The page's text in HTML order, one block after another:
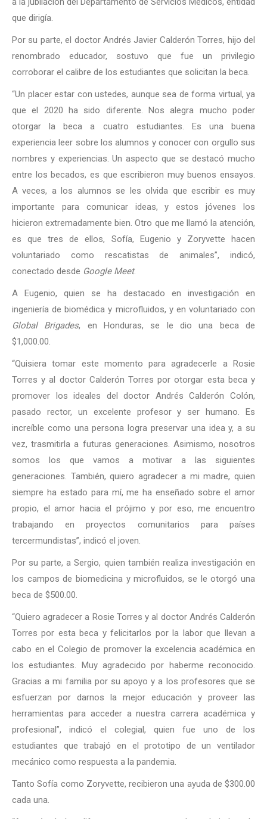
que dirigía.
Por su parte, el doctor Andrés Javier Calderón Torres, hijo del
renombrado educador, sostuvo que fue un privilegio
corroborar el calibre de los estudiantes que solicitan la beca.
“Un placer estar con ustedes, aunque sea de forma virtual, ya
que el 2020 ha sido diferente. Nos alegra mucho poder
otorgar la beca a cuatro estudiantes. Es una buena
experiencia leer sobre los alumnos y conocer con orgullo sus
nombres y experiencias. Un aspecto que se destacó mucho
entre los becados, es que escribieron muy buenos ensayos.
A veces, a los alumnos se les olvida que escribir es muy
importante para comunicar ideas, y estos jóvenes los
hicieron extremadamente bien. Otro que me llamó la atención,
es que tres de ellos, Sofía, Eugenio y Zoryvette hacen
voluntariado como rescatistas de animales”, indicó,
conectado desde Google Meet.
A Eugenio, quien se ha destacado en investigación en
ingeniería de biomédica y microfluidos, y en voluntariado con
Global Brigades, en Honduras, se le dio una beca de
$1,000.00.
“Quisiera tomar este momento para agradecerle a Rosie
Torres y al doctor Calderón Torres por otorgar esta beca y
promover los ideales del doctor Andrés Calderón Colón,
pasado rector, un excelente profesor y ser humano. Es
increíble como una persona logra preservar una idea y, a su
vez, trasmitirla a futuras generaciones. Asimismo, nosotros
somos los que vamos a motivar a las siguientes
generaciones. También, quiero agradecer a mi madre, quien
siempre ha estado para mí, me ha enseñado sobre el amor
propio, el amor hacia el prójimo y por eso, me encuentro
trabajando en proyectos comunitarios para países
tercermundistas”, indicó el joven.
Por su parte, a Sergio, quien también realiza investigación en
los campos de biomedicina y microfluidos, se le otorgó una
beca de $500.00.
“Quiero agradecer a Rosie Torres y al doctor Andrés Calderón
Torres por esta beca y felicitarlos por la labor que llevan a
cabo en el Colegio de promover la excelencia académica en
los estudiantes. Muy agradecido por haberme reconocido.
Gracias a mi familia por su apoyo y a los profesores que se
esfuerzan por darnos la mejor educación y proveer las
herramientas para acceder a nuestra carrera académica y
profesional”, indicó el colegial, quien fue uno de los
estudiantes que trabajó en el prototipo de un ventilador
mecánico como respuesta a la pandemia.
Tanto Sofía como Zoryvette, recibieron una ayuda de $300.00
cada una.